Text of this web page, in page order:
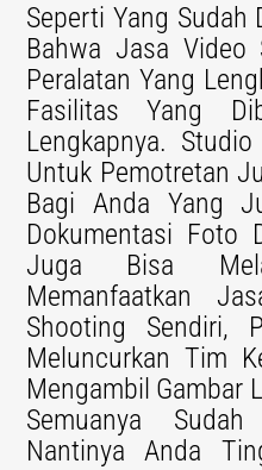
Seperti Yang Sudah
Bahwa Jasa
Peralatan Yang
Fasilitas Yang
Lengkapnya.
Untuk Pemotretan
Bagi Anda Yang
Dokumentasi Foto
Juga Bisa
Memanfaatkan
Shooting Sendiri,
Meluncurkan Tim
Mengambil Gambar
Semuanya
Nantinya Anda